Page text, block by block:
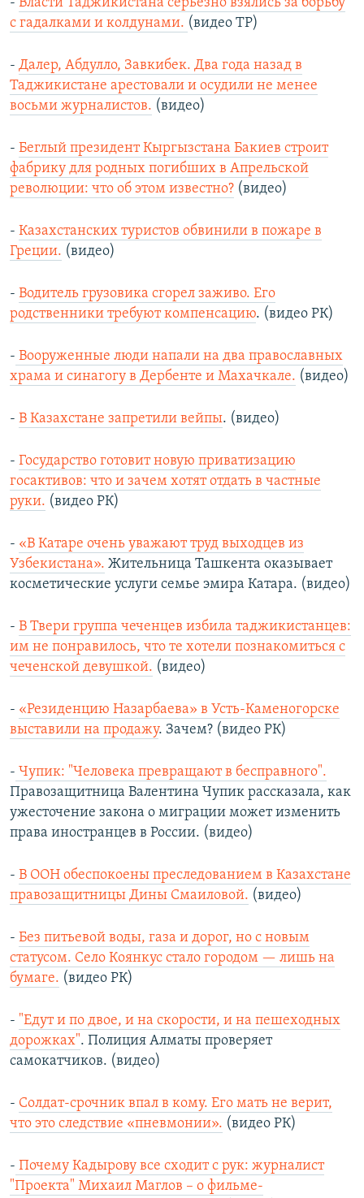
- Власти Таджикистана серьезно взялись за борьбу
с гадалками и колдунами. (видео ТР)
- Далер, Абдулло, Завкибек. Два года назад в
Таджикистане арестовали и осудили не менее
восьми журналистов. (видео)
- Беглый президент Кыргызстана Бакиев строит
фабрику для родных погибших в Апрельской
революции: что об этом известно? (видео)
- Казахстанских туристов обвинили в пожаре в
Греции. (видео)
- Водитель грузовика сгорел заживо. Его
родственники требуют компенсацию. (видео РК)
- Вооруженные люди напали на два православных
храма и синагогу в Дербенте и Махачкале. (видео)
- В Казахстане запретили вейпы. (видео)
- Государство готовит новую приватизацию
госактивов: что и зачем хотят отдать в частные
руки. (видео РК)
- «В Катаре очень уважают труд выходцев из
Узбекистана». Жительница Ташкента оказывает
косметические услуги семье эмира Катара. (видео)
- В Твери группа чеченцев избила таджикистанцев:
им не понравилось, что те хотели познакомиться с
чеченской девушкой. (видео)
- «Резиденцию Назарбаева» в Усть-Каменогорске
выставили на продажу. Зачем? (видео РК)
- Чупик: "Человека превращают в бесправного".
Правозащитница Валентина Чупик рассказала, как
ужесточение закона о миграции может изменить
права иностранцев в России. (видео)
- В ООН обеспокоены преследованием в Казахстане
правозащитницы Дины Смаиловой. (видео)
- Без питьевой воды, газа и дорог, но с новым
статусом. Село Коянкус стало городом — лишь на
бумаге. (видео РК)
- "Едут и по двое, и на скорости, и на пешеходных
дорожках". Полиция Алматы проверяет
самокатчиков. (видео)
- Солдат-срочник впал в кому. Его мать не верит,
что это следствие «пневмонии». (видео РК)
- Почему Кадырову все сходит с рук: журналист
"Проекта" Михаил Маглов – о фильме-